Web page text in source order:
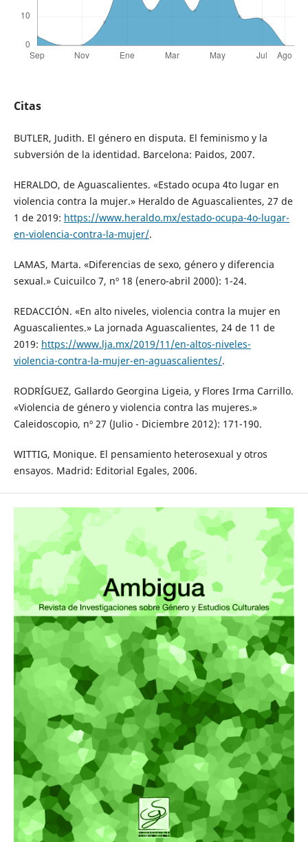
Citas
BUTLER, Judith. El género en disputa. El feminismo y la
subversión de la identidad. Barcelona: Paidos, 2007.
HERALDO, de Aguascalientes. «Estado ocupa 4to lugar en
violencia contra la mujer.» Heraldo de Aguascalientes, 27 de
1 de 2019: https://www.heraldo.mx/estado-ocupa-4o-lugar-
en-violencia-contra-la-mujer/.
LAMAS, Marta. «Diferencias de sexo, género y diferencia
sexual.» Cuicuilco 7, nº 18 (enero-abril 2000): 1-24.
REDACCIÓN. «En alto niveles, violencia contra la mujer en
Aguascalientes.» La jornada Aguascalientes, 24 de 11 de
2019: https://www.lja.mx/2019/11/en-altos-niveles-
violencia-contra-la-mujer-en-aguascalientes/.
RODRÍGUEZ, Gallardo Georgina Ligeia, y Flores Irma Carrillo.
«Violencia de género y violencia contra las mujeres.»
Caleidoscopio, nº 27 (Julio - Diciembre 2012): 171-190.
WITTIG, Monique. El pensamiento heterosexual y otros
ensayos. Madrid: Editorial Egales, 2006.